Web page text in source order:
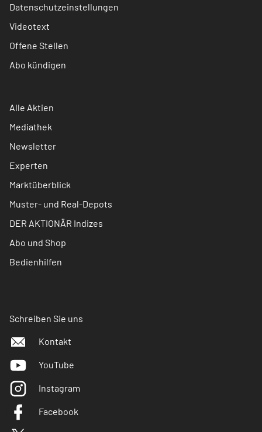
Datenschutzeinstellungen
Videotext
Offene Stellen
Abo kündigen
Alle Aktien
Mediathek
Newsletter
Experten
Marktüberblick
Muster- und Real-Depots
DER AKTIONÄR Indizes
Abo und Shop
Bedienhilfen
Schreiben Sie uns
Kontakt
YouTube
Instagram
Facebook